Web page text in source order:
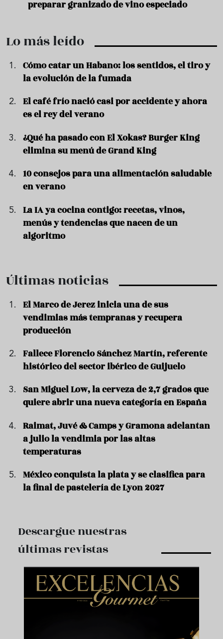
preparar granizado de vino especiado
Lo más leído
Cómo catar un Habano: los sentidos, el tiro y
la evolución de la fumada
El café frío nació casi por accidente y ahora
es el rey del verano
¿Qué ha pasado con El Xokas? Burger King
elimina su menú de Grand King
10 consejos para una alimentación saludable
en verano
La IA ya cocina contigo: recetas, vinos,
menús y tendencias que nacen de un
algoritmo
Últimas noticias
El Marco de Jerez inicia una de sus
vendimias más tempranas y recupera
producción
Fallece Florencio Sánchez Martín, referente
histórico del sector ibérico de Guijuelo
San Miguel Low, la cerveza de 2,7 grados que
quiere abrir una nueva categoría en España
Raimat, Juvé & Camps y Gramona adelantan
a julio la vendimia por las altas
temperaturas
México conquista la plata y se clasifica para
la final de pastelería de Lyon 2027
Descargue nuestras
últimas revistas